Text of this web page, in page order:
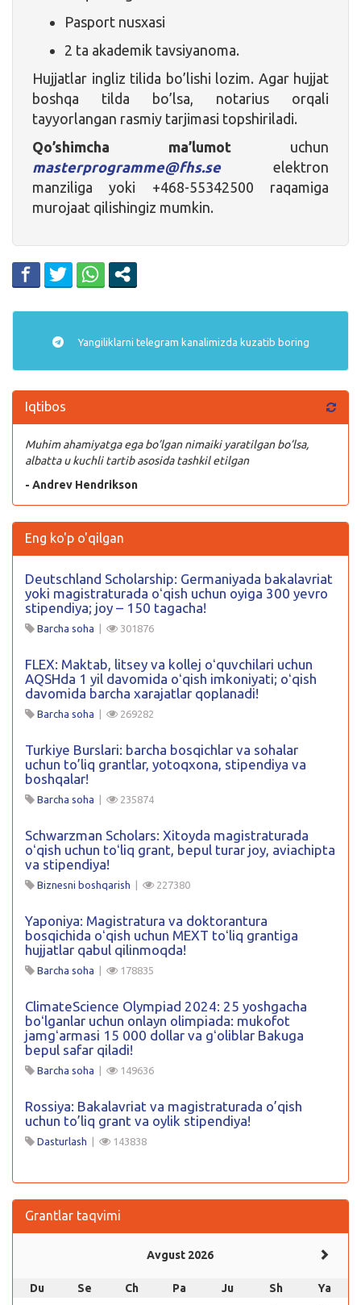
Pasport nusxasi
2 ta akademik tavsiyanoma.
Hujjatlar ingliz tilida bo’lishi lozim. Agar hujjat
boshqa tilda bo’lsa, notarius orqali
tayyorlangan rasmiy tarjimasi topshiriladi.
Qo’shimcha ma’lumot uchun
masterprogramme@fhs.se
elektron
manziliga yoki +468-55342500 raqamiga
murojaat qilishingiz mumkin.
Yangiliklarni telegram kanalimizda kuzatib boring
Iqtibos
Muhim ahamiyatga ega bo’lgan nimaiki yaratilgan bo’lsa,
albatta u kuchli tartib asosida tashkil etilgan
- Andrev Hendrikson
Eng ko'p o'qilgan
Deutschland Scholarship: Germaniyada bakalavriat
yoki magistraturada oʻqish uchun oyiga 300 yevro
stipendiya; joy – 150 tagacha!
Barcha soha | 301876
FLEX: Maktab, litsey va kollej oʻquvchilari uchun
AQSHda 1 yil davomida oʻqish imkoniyati; oʻqish
davomida barcha xarajatlar qoplanadi!
Barcha soha | 269282
Turkiye Burslari: barcha bosqichlar va sohalar
uchun to’liq grantlar, yotoqxona, stipendiya va
boshqalar!
Barcha soha | 235874
Schwarzman Scholars: Xitoyda magistraturada
oʻqish uchun toʻliq grant, bepul turar joy, aviachipta
va stipendiya!
Biznesni boshqarish | 227380
Yaponiya: Magistratura va doktorantura
bosqichida oʻqish uchun MEXT toʻliq grantiga
hujjatlar qabul qilinmoqda!
Barcha soha | 178835
ClimateScience Olympiad 2024: 25 yoshgacha
boʻlganlar uchun onlayn olimpiada: mukofot
jamgʻarmasi 15 000 dollar va gʻoliblar Bakuga
bepul safar qiladi!
Barcha soha | 149636
Rossiya: Bakalavriat va magistraturada o’qish
uchun to’liq grant va oylik stipendiya!
Dasturlash | 143838
Grantlar taqvimi
Avgust 2026
Du Se Ch Pa Ju Sh
Ya